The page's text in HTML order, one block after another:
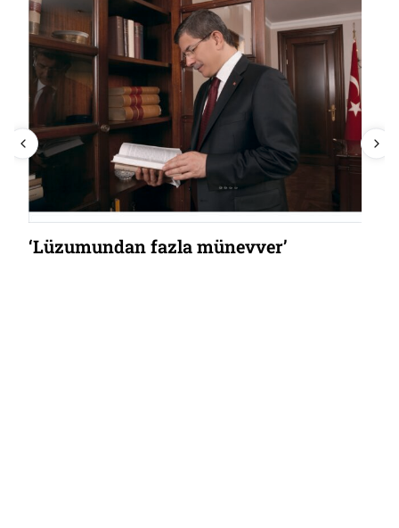
‘Lüzumundan fazla münevver’